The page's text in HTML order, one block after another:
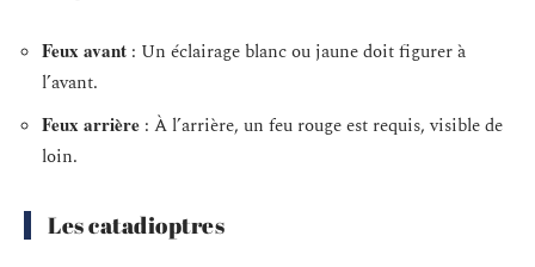
Feux avant : Un éclairage blanc ou jaune doit figurer à
l’avant.
Feux arrière : À l’arrière, un feu rouge est requis, visible de
loin.
Les catadioptres